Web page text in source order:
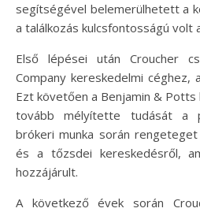
segítségével belemerülhetett a
a találkozás kulcsfontosságú volt
Első lépései után Croucher
Company kereskedelmi céghez,
Ezt követően a Benjamin &
tovább mélyítette tudását a
brókeri munka során
és a tőzsdei kereskedésről,
hozzájárult.
A következő évek során